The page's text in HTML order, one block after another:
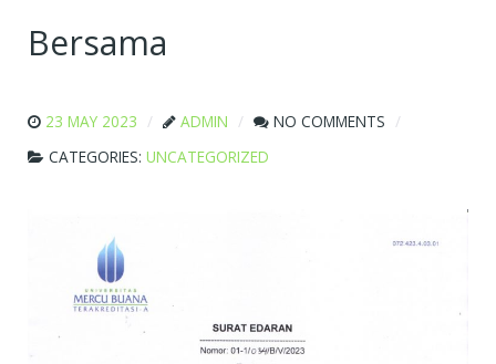
Bersama
23 MAY 2023 ADMIN
NO COMMENTS
CATEGORIES: UNCATEGORIZED